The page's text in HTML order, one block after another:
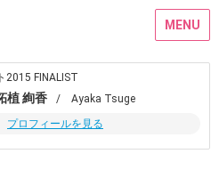
MENU
2015 FINALIST
植 絢香
/ Ayaka Tsuge
プロフィールを見る